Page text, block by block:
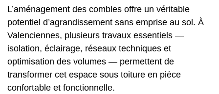
L’aménagement des combles offre un véritable
potentiel d’agrandissement sans emprise au sol. À
Valenciennes, plusieurs travaux essentiels —
isolation, éclairage, réseaux techniques et
optimisation des volumes — permettent de
transformer cet espace sous toiture en pièce
confortable et fonctionnelle.